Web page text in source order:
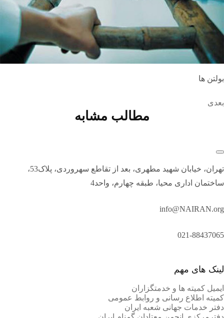
بولتن ها
بعدی
مطالب مشابه
تهران، خیابان شهید مطهری، بعد از تقاطع سهروردی، پلاک53،
ساختمان اداری محیا، طبقه چهارم، واحد4
info@NAIRAN.org
021-88437065
لینک های مهم
ایمیل کمیته ها و خدمتگزاران
کميته اطلاع رسانی و روابط عمومی
دفتر خدمات جهانی شعبه ايران